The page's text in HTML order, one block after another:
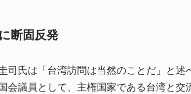
断固反発
氏は「台湾訪問は当然のことだ」と述
会議員として、主権国家である台湾と